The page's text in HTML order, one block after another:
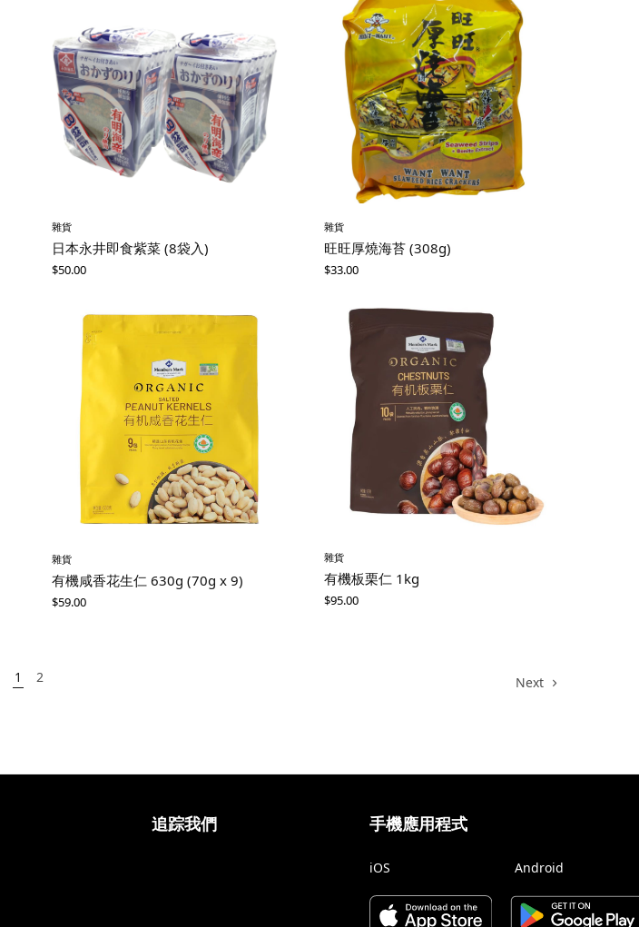
雜貨
日本永井即食紫菜 (8袋入)
$50.00
雜貨
旺旺厚燒海苔 (308g)
$33.00
雜貨
有機咸香花生仁 630g (70g x 9)
$59.00
雜貨
有機板栗仁 1kg
$95.00
1 2 Next
追踪我們 手機應用程式
iOS Android